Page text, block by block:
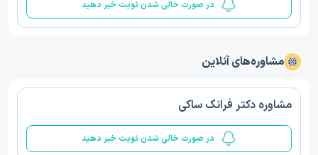
در صورت خالی شدن نوبت خبر دهید
مشاوره‌های آنلاین
مشاوره دکتر فرانک ساکی
در صورت خالی شدن نوبت خبر دهید